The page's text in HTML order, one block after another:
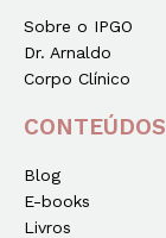
Sobre o IPGO
Dr. Arnaldo
Corpo Clínico
CONTEÚDOS
Blog
E-books
Livros